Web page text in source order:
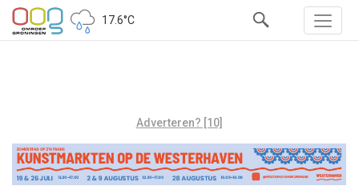
17.6°C
Adverteren? [10]